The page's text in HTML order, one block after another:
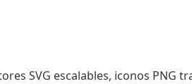
SVG escalables, iconos PNG